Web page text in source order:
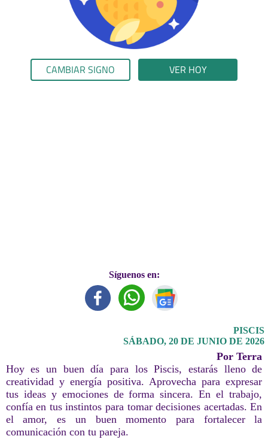
CAMBIAR SIGNO VER HOY
Síguenos en:
PISCIS
SÁBADO, 20 DE JUNIO DE 2026
Por Terra
Hoy es un buen día para los Piscis, estarás lleno de
creatividad y energía positiva. Aprovecha para expresar
tus ideas y emociones de forma sincera. En el trabajo,
confía en tus instintos para tomar decisiones acertadas. En
el amor, es un buen momento para fortalecer la
comunicación con tu pareja.